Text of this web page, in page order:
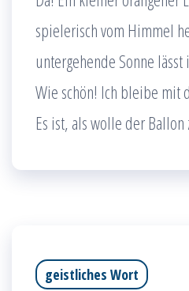
spielerisch vom Himmel
untergehende Sonne
Wie schön! Ich bleibe mit
Es ist, als wolle der
geistliches Wort